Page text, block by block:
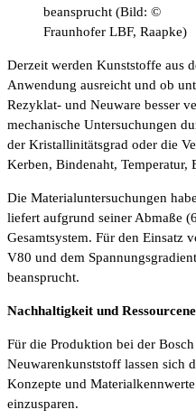
beansprucht (Bild: ©
Fraunhofer LBF, Raapke)
Derzeit werden Kunststoffe aus
Anwendung ausreicht und ob
Rezyklat- und Neuware besser
mechanische Untersuchungen
der Kristallinitätsgrad oder die
Kerben, Bindenaht, Temperatur,
Die Materialuntersuchungen
liefert aufgrund seiner Abmaße
Gesamtsystem. Für den Einsatz
V80 und dem
beansprucht.
Nachhaltigkeit und
Für die Produktion bei der
Neuwarenkunststoff lassen sich
Konzepte und
einzusparen.